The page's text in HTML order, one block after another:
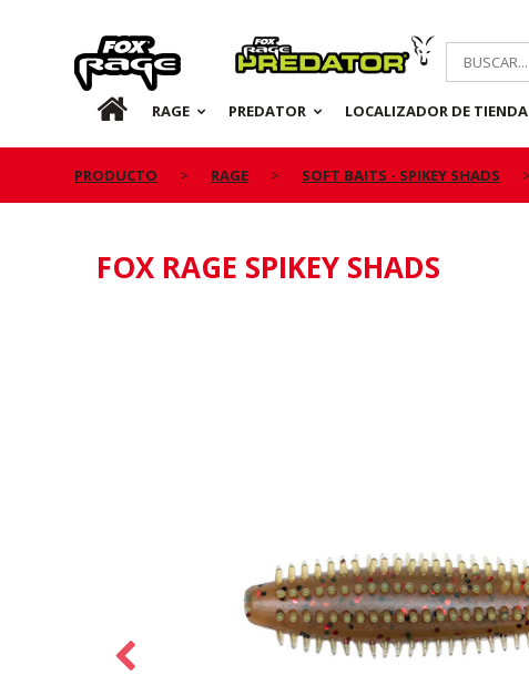
Rage Predator
ES RAGE PREDATOR LOCALIZADOR DE TIENDA
PRODUCTO RAGE SOFT BAITS - SPIKEY SHADS
FOX RAGE SPIKEY SHADS